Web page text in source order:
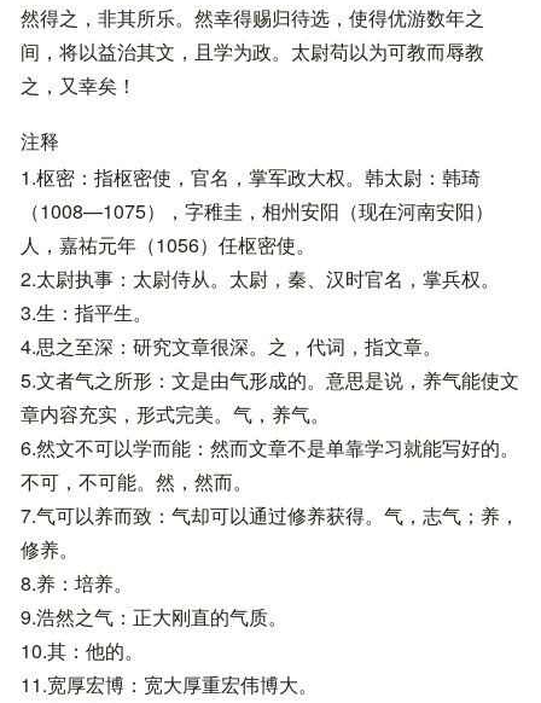
然得之，非其所乐。然幸得赐归待选，使得优游数年之
间，将以益治其文，且学为政。太尉苟以为可教而辱教
之，又幸矣！
注释
1.枢密：指枢密使，官名，掌军政大权。韩太尉：韩琦
（1008—1075），字稚圭，相州安阳（现在河南安阳）
人，嘉祐元年（1056）任枢密使。
2.太尉执事：太尉侍从。太尉，秦、汉时官名，掌兵权。
3.生：指平生。
4.思之至深：研究文章很深。之，代词，指文章。
5.文者气之所形：文是由气形成的。意思是说，养气能使文
章内容充实，形式完美。气，养气。
6.然文不可以学而能：然而文章不是单靠学习就能写好的。
不可，不可能。然，然而。
7.气可以养而致：气却可以通过修养获得。气，志气；养，
修养。
8.养：培养。
9.浩然之气：正大刚直的气质。
10.其：他的。
11.宽厚宏博：宽大厚重宏伟博大。